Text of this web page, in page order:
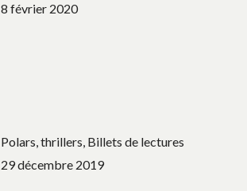
8 février 2020
Polars, thrillers, Billets de lectures
29 décembre 2019